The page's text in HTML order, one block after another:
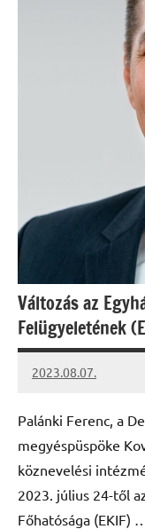
Változás az
Felügyeletének
2023.08.07.
kovacs.agi
Palánki Ferenc, a
megyéspüspöke
köznevelési
2023. július 24-től
Főhatósága (EKIF) …